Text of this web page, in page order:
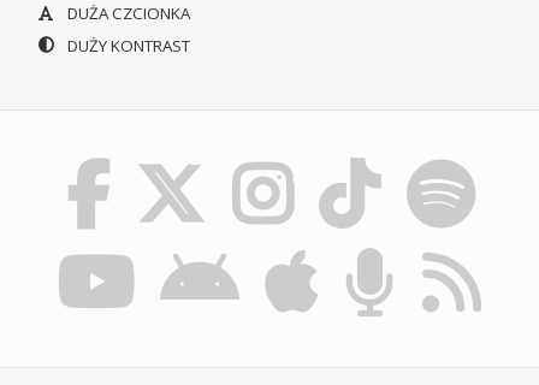
DUŻA CZCIONKA
DUŻY KONTRAST